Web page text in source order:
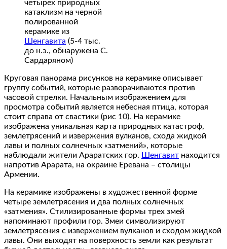
четырех природных
катаклизм на черной
полированной
керамике из
Шенгавита (5-4 тыс.
до н.э., обнаружена С.
Сардаряном)
Круговая панорама рисунков на керамике описывает
группу событий, которые разворачиваются против
часовой стрелки. Начальным изображением для
просмотра событий является небесная птица, которая
стоит справа от свастики (рис 10). На керамике
изображена уникальная карта природных катастроф,
землетрясений и извержения вулканов, схода жидкой
лавы и полных солнечных «затмений», которые
наблюдали жители Араратских гор. Шенгавит находится
напротив Арарата, на окраине Еревана – столицы
Армении.
На керамике изображены в художественной форме
четыре землетрясения и два полных солнечных
«затмения». Стилизированные формы трех змей
напоминают профили гор. Змеи символизируют
землетрясения с извержением вулканов и сходом жидкой
лавы. Они выходят на поверхность земли как результат